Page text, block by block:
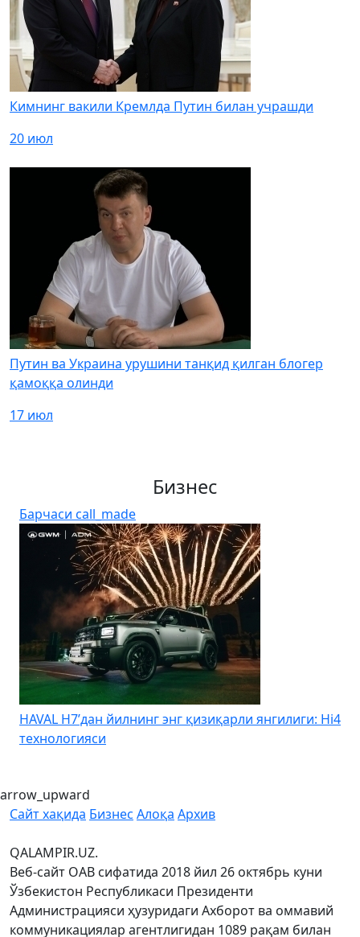
Кимнинг вакили Кремлда Путин билан учрашди
20 июл
Путин ва Украина урушини танқид қилган блогер
қамоққа олинди
17 июл
Бизнес
Барчаси call_made
HAVAL H7’дан йилнинг энг қизиқарли янгилиги: Hi4
технологияси
arrow_upward
Сайт хақида Бизнес Алоқа Архив
QALAMPIR.UZ.
Веб-сайт ОАВ сифатида 2018 йил 26 октябрь куни
Ўзбекистон Республикаси Президенти
Администрацияси ҳузуридаги Ахборот ва оммавий
коммуникациялар агентлигидан 1089 рақам билан